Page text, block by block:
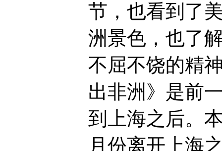
节，也看到了
洲景色，也了
不屈不饶的精
出非洲》是前
到上海之后。
月份离开上海